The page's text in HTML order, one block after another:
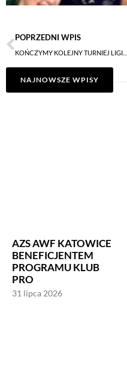
POPRZEDNI WPIS
NAJNOWSZE WPISY
AZS AWF KATOWICE
BENEFICJENTEM
PROGRAMU KLUB
PRO
31 lipca 2026